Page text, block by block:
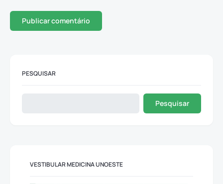
PESQUISAR
Pesquisar
VESTIBULAR MEDICINA UNOESTE